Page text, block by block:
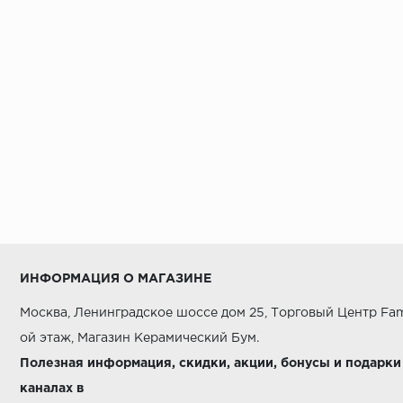
Arcana Ceramica
Argenta
ИНФОРМАЦИЯ О МАГАЗИНЕ
Москва, Ленинградское шоссе дом 25, Торговый Центр
ой этаж, Магазин Керамический Бум.
Полезная информация, скидки, акции, бонусы и
каналах в